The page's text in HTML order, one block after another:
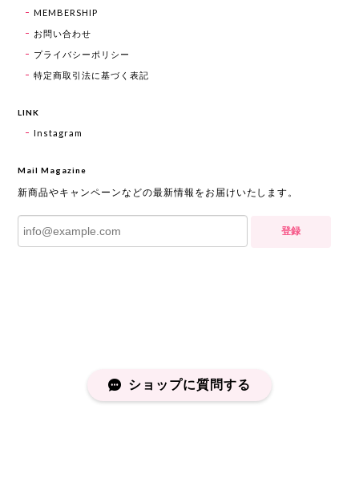
MEMBERSHIP
お問い合わせ
プライバシーポリシー
特定商取引法に基づく表記
LINK
Instagram
Mail Magazine
新商品やキャンペーンなどの最新情報をお届けいたします。
登録
ショップに質問する